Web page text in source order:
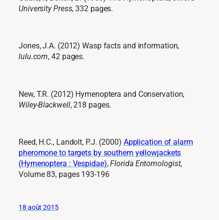
University Press, 332 pages.
Jones, J.A. (2012) Wasp facts and information,
lulu.com, 42 pages.
New, T.R. (2012) Hymenoptera and Conservation,
Wiley-Blackwell, 218 pages.
Reed, H.C., Landolt, P.J. (2000) Application of alarm
pheromone to targets by southern yellowjackets
(Hymenoptera : Vespidae),Florida Entomologist,
Volume 83, pages 193-196
18 août 2015